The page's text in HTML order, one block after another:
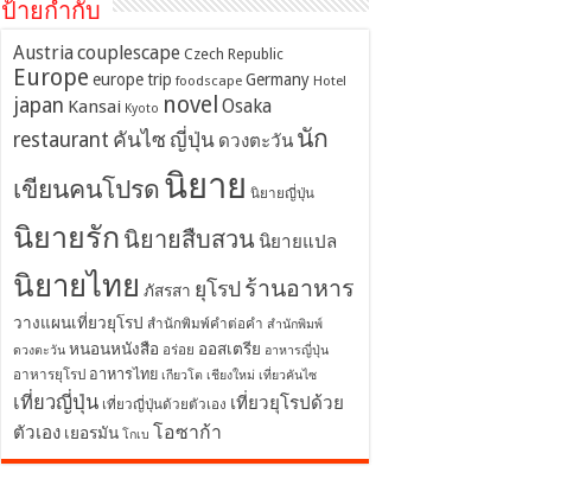
ป้ายกำกับ
Austriacouplescape Czech Republic
Europe europe trip foodscape Germany Hotel
japan Kansai Kyoto novel Osaka
restaurant คันไซ ญี่ปุ่น ดวงตะวัน นัก
เขียนคนโปรด นิยาย นิยายญี่ปุ่น
นิยายรัก นิยายสืบสวน นิยายแปล
นิยายไทย ภัสรสา ยุโรป ร้านอาหาร
วางแผนเที่ยวยุโรป สำนักพิมพ์คำต่อคำ สำนักพิมพ์
ดวงตะวัน หนอนหนังสือ อร่อย ออสเตรีย อาหารญี่ปุ่น
อาหารยุโรป อาหารไทย เกียวโต เชียงใหม่ เที่ยวคันไซ
เที่ยวญี่ปุ่น เที่ยวญี่ปุ่นด้วยตัวเอง เที่ยวยุโรปด้วย
ตัวเอง เยอรมัน โกเบ โอซาก้า